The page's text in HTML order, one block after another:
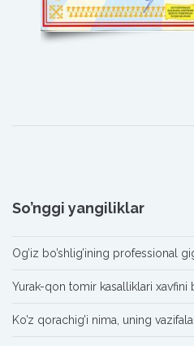
So’nggi yangiliklar
Og’iz bo’shlig’ining professional
Yurak-qon tomir kasalliklari xavfini
Ko’z qorachig’i nima, uning